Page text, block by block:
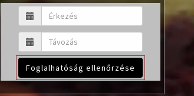
Foglalhatóság ellenőrzése